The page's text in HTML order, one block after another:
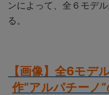
ンによって、全６モデ
る。
【画像】全6モデ
作“アルパチーノ